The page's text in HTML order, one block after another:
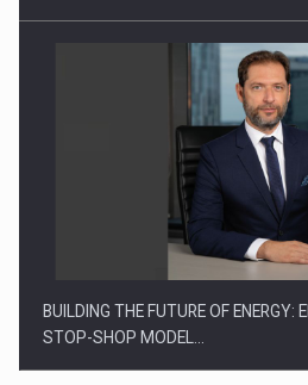
BUILDING THE FUTURE OF ENERGY:
STOP-SHOP MODEL…